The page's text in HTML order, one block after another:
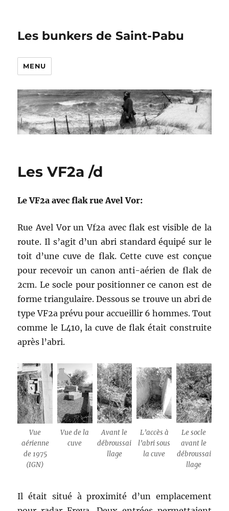
Les bunkers de Saint-Pabu
MENU
Les VF2a /d
Le VF2a avec flak rue Avel Vor:
Rue Avel Vor un Vf2a avec flak est visible de la
route. Il s’agit d’un abri standard équipé sur le
toit d’une cuve de flak. Cette cuve est conçue
pour recevoir un canon anti-aérien de flak de
2cm. Le socle pour positionner ce canon est de
forme triangulaire. Dessous se trouve un abri de
type VF2a prévu pour accueillir 6 hommes. Tout
comme le L410, la cuve de flak était construite
après l’abri.
Vue
aérienne
de 1975
(IGN)
Vue de la
cuve
Avant le
débroussai
llage
L’accès à
l’abri sous
la cuve
Le socle
avant le
débroussai
llage
Il était situé à proximité d’un emplacement